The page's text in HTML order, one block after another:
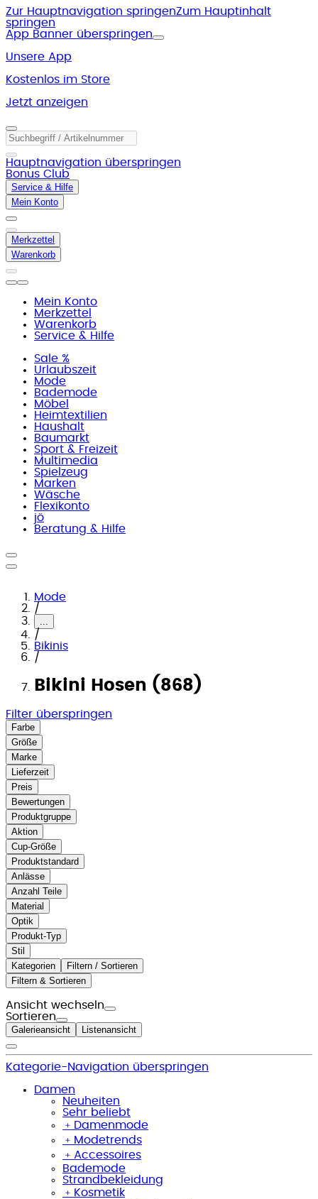
Zur Hauptnavigation springenZum Hauptinhalt
springen
App Banner überspringen
Unsere App
Kostenlos im Store
Jetzt anzeigen
Hauptnavigation überspringen
Bonus Club
Service & Hilfe
Mein Konto
Merkzettel
Warenkorb
Mein Konto
Merkzettel
Warenkorb
Service & Hilfe
Sale %
Urlaubszeit
Mode
Bademode
Möbel
Heimtextilien
Haushalt
Baumarkt
Sport & Freizeit
Multimedia
Spielzeug
Marken
Wäsche
Flexikonto
jö
Beratung & Hilfe
Mode
/
...
/
Bikinis
/
Bikini Hosen (868)
Filter überspringen
Farbe
Größe
Marke
Lieferzeit
Preis
Bewertungen
Produktgruppe
Aktion
Cup-Größe
Produktstandard
Anlässe
Anzahl Teile
Material
Optik
Produkt-Typ
Stil
Kategorien
Filtern / Sortieren
Filtern & Sortieren
Ansicht wechseln
Sortieren
Galerieansicht Listenansicht
Kategorie-Navigation überspringen
Damen
Neuheiten
Sehr beliebt
﹢ Damenmode
﹢ Modetrends
﹢ Accessoires
Bademode
Strandbekleidung
﹢ Kosmetik